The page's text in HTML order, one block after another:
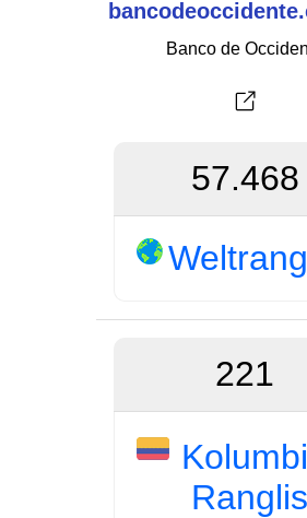
Banco de
57.468
221